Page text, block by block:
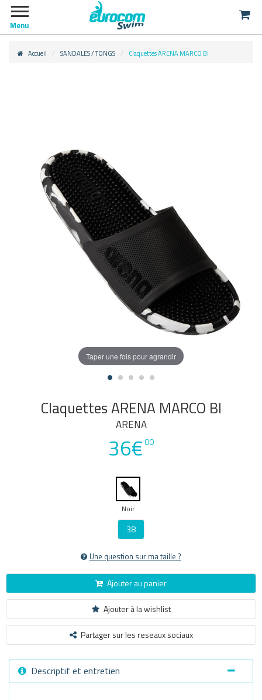
Menu
Accueil SANDALES / TONGS Claquettes ARENA MARCO BI
Taper une fois pour agrandir
Claquettes ARENA MARCO BI
ARENA
36€00
Noir
38
Une question sur ma taille ?
Ajouter au panier
Ajouter à la wishlist
Partager sur les reseaux sociaux
Descriptif et entretien